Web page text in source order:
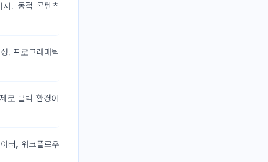
, 동적 콘텐츠
, 프로그래매틱
로 클릭 환경이
터, 워크플로우